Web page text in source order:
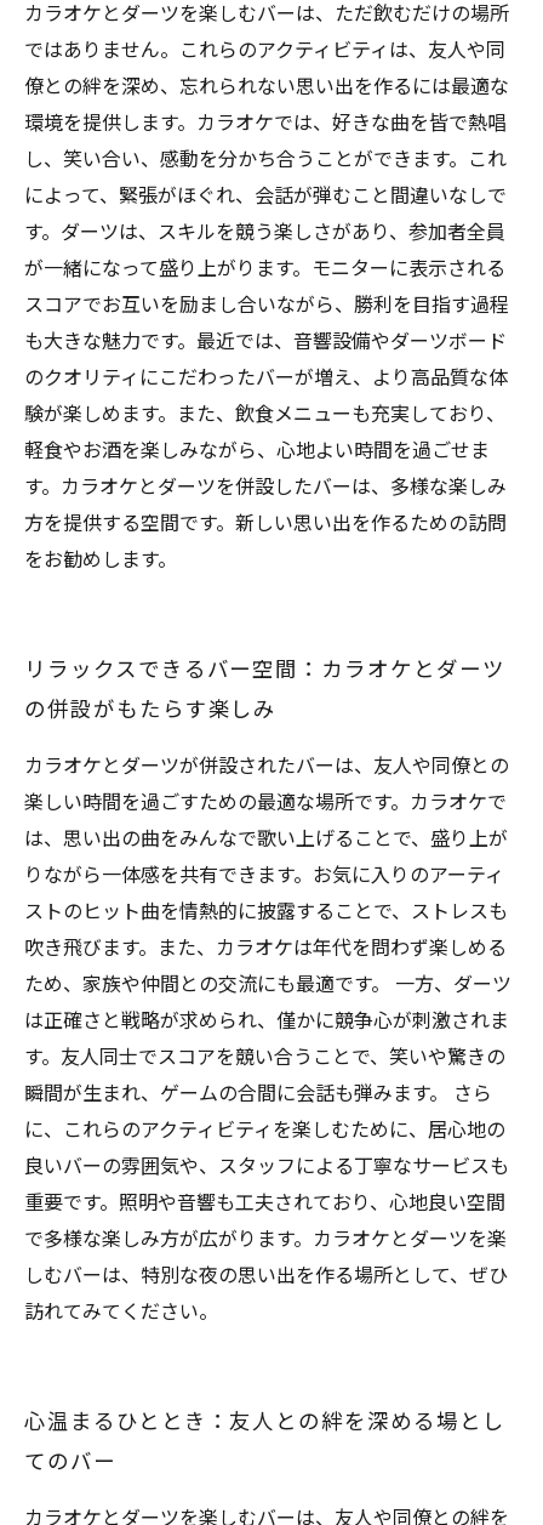
カラオケとダーツを楽しむバーは、ただ飲むだけの場所
ではありません。これらのアクティビティは、友人や同
僚との絆を深め、忘れられない思い出を作るには最適な
環境を提供します。カラオケでは、好きな曲を皆で熱唱
し、笑い合い、感動を分かち合うことができます。これ
によって、緊張がほぐれ、会話が弾むこと間違いなしで
す。ダーツは、スキルを競う楽しさがあり、参加者全員
が一緒になって盛り上がります。モニターに表示される
スコアでお互いを励まし合いながら、勝利を目指す過程
も大きな魅力です。最近では、音響設備やダーツボード
のクオリティにこだわったバーが増え、より高品質な体
験が楽しめます。また、飲食メニューも充実しており、
軽食やお酒を楽しみながら、心地よい時間を過ごせま
す。カラオケとダーツを併設したバーは、多様な楽しみ
方を提供する空間です。新しい思い出を作るための訪問
をお勧めします。
リラックスできるバー空間：カラオケとダーツ
の併設がもたらす楽しみ
カラオケとダーツが併設されたバーは、友人や同僚との
楽しい時間を過ごすための最適な場所です。カラオケで
は、思い出の曲をみんなで歌い上げることで、盛り上が
りながら一体感を共有できます。お気に入りのアーティ
ストのヒット曲を情熱的に披露することで、ストレスも
吹き飛びます。また、カラオケは年代を問わず楽しめる
ため、家族や仲間との交流にも最適です。 一方、ダーツ
は正確さと戦略が求められ、僅かに競争心が刺激されま
す。友人同士でスコアを競い合うことで、笑いや驚きの
瞬間が生まれ、ゲームの合間に会話も弾みます。 さら
に、これらのアクティビティを楽しむために、居心地の
良いバーの雰囲気や、スタッフによる丁寧なサービスも
重要です。照明や音響も工夫されており、心地良い空間
で多様な楽しみ方が広がります。カラオケとダーツを楽
しむバーは、特別な夜の思い出を作る場所として、ぜひ
訪れてみてください。
心温まるひととき：友人との絆を深める場とし
てのバー
カラオケとダーツを楽しむバーは、友人や同僚との絆を